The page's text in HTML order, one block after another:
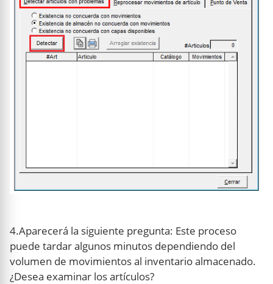
4.Aparecerá la siguiente pregunta: Este proceso
puede tardar algunos minutos dependiendo del
volumen de movimientos al inventario almacenado.
¿Desea examinar los artículos?